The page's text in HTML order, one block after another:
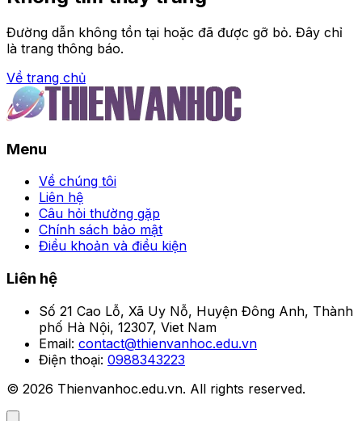
Đường dẫn không tồn tại hoặc đã được gỡ bỏ. Đây chỉ
là trang thông báo.
Về trang chủ
Trang chủ
SEO là gì? Tối ưu website
chỉ trong vài bước đơn
giản
•
Menu
Về chúng tôi
Liên hệ
Câu hỏi thường gặp
Chính sách bảo mật
Điều khoản và điều kiện
Liên hệ
Số 21 Cao Lỗ, Xã Uy Nỗ, Huyện Đông Anh, Thành
phố Hà Nội, 12307, Viet Nam
Email: contact@thienvanhoc.edu.vn
Điện thoại: 0988343223
© 2026 Thienvanhoc.edu.vn. All rights reserved.